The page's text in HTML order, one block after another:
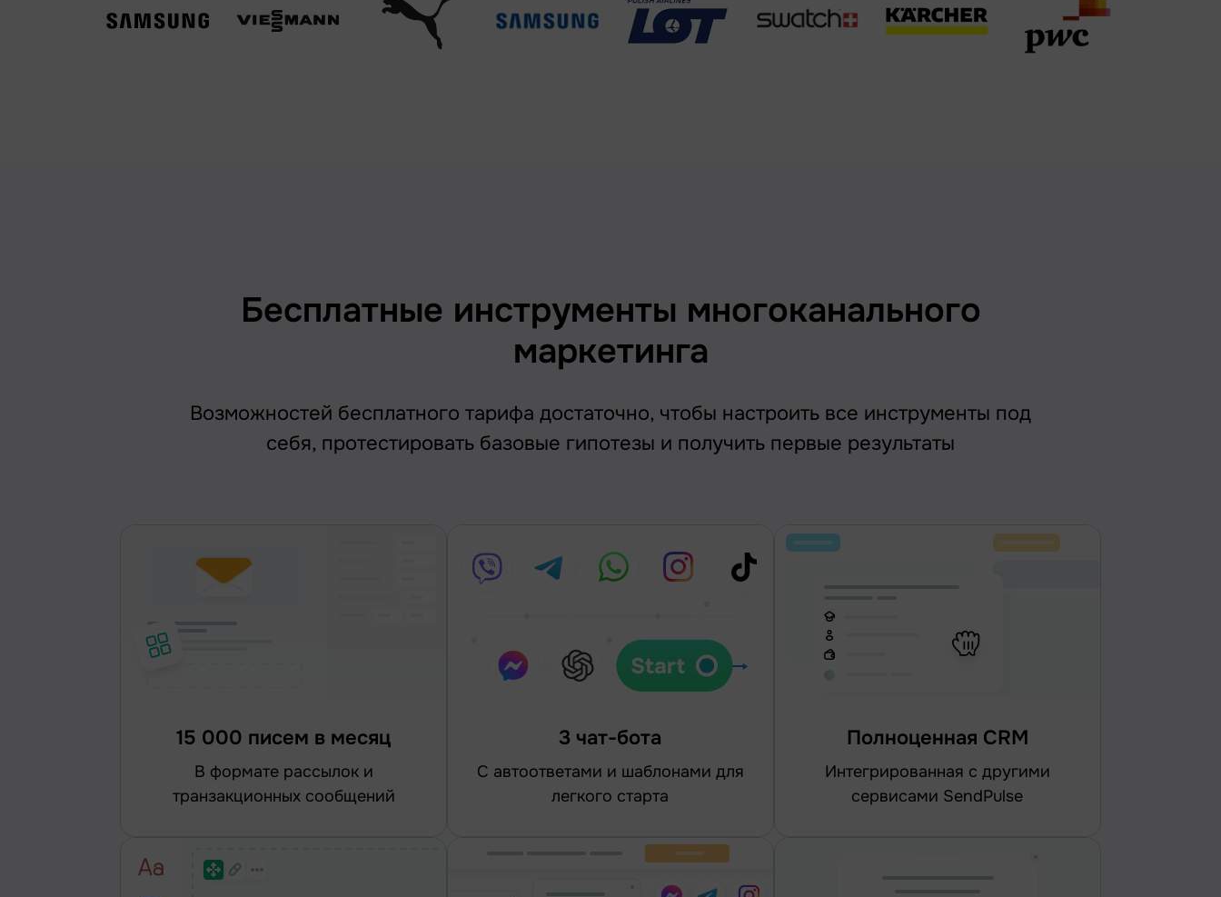
Бесплатные инструменты многоканального
маркетинга
Возможностей бесплатного тарифа достаточно, чтобы настроить все инструменты под
себя, протестировать базовые гипотезы и получить первые результаты
15 000 писем в месяц
в формате рассылок и
транзакционных сообщений
3 чат-бота
С автоответами и шаблонами для
легкого старта
Полноценная CRM
интегрированная с другими
сервисами SendPulse